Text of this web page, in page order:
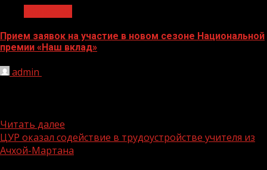
Прием заявок на участие в новом сезоне Национальной
премии «Наш вклад»
admin
Читать далее
ЦУР оказал содействие в трудоустройстве учителя из
Ачхой-Мартана